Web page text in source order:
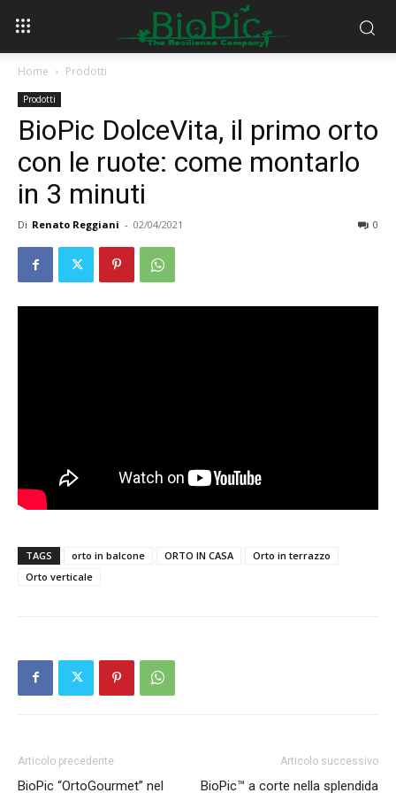
Home Prodotti
Prodotti
BioPic DolceVita, il primo orto
con le ruote: come montarlo
in 3 minuti
Di Renato Reggiani - 02/04/2021 0
TAGS orto in balcone ORTO IN CASA
Orto in terrazzo
Orto verticale
Articolo precedente
BioPic “OrtoGourmet” nel
Articolo successivo
BioPic™ a corte nella splendida